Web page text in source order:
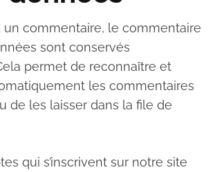
un commentaire, le commentaire
sont conservés
permet de reconnaître et
les commentaires
de les laisser dans la file de
qui s’inscrivent sur notre site